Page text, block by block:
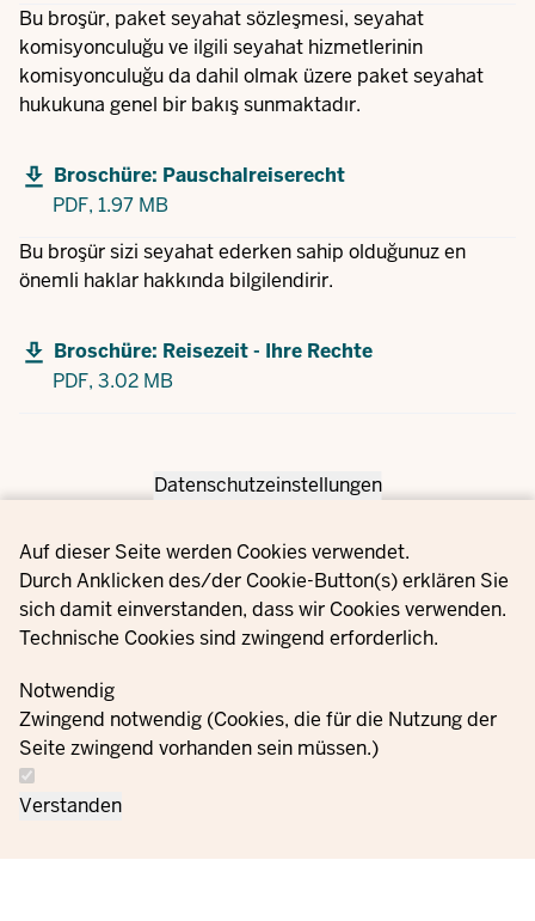
Privacy settings
Datenschutzeinstellungen
Auf dieser Seite werden Cookies verwendet.
Durch Anklicken des/der Cookie-Button(s) erklären Sie
sich damit einverstanden, dass wir Cookies verwenden.
Technische Cookies sind zwingend erforderlich.
Notwendig
Zwingend notwendig (Cookies, die für die Nutzung der
Seite zwingend vorhanden sein müssen.)
Verstanden
Bu broşür, paket seyahat sözleşmesi, seyahat
komisyonculuğu ve ilgili seyahat hizmetlerinin
komisyonculuğu da dahil olmak üzere paket seyahat
hukukuna genel bir bakış sunmaktadır.
Broschüre: Pauschalreiserecht
PDF, 1.97 MB
Bu broşür sizi seyahat ederken sahip olduğunuz en
önemli haklar hakkında bilgilendirir.
Broschüre: Reisezeit - Ihre Rechte
PDF, 3.02 MB